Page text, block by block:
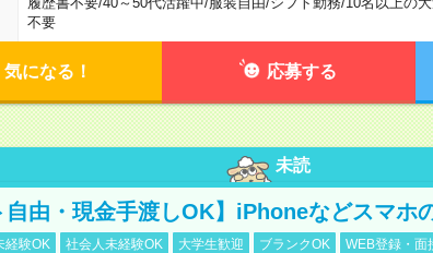
不要
気になる！ 応募する
未読
自由・現金手渡しOK】iPhoneなどスマホ
経験OK 社会人未経験OK 大学生歓迎 ブランクOK WEB登録・面